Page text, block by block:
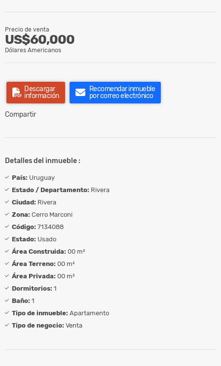
Precio de venta
US$60,000
Dólares Americanos
Descargar
información
Recomendar inmueble
por correo electrónico
Compartir
Detalles del inmueble :
País: Uruguay
Estado / Departamento: Rivera
Ciudad: Rivera
Zona: Cerro Marconi
Código: 7134088
Estado: Usado
Área Construida: 00 m²
Área Terreno: 00 m²
Área Privada: 00 m²
Dormitorios: 1
Baño: 1
Tipo de inmueble: Apartamento
Tipo de negocio: Venta